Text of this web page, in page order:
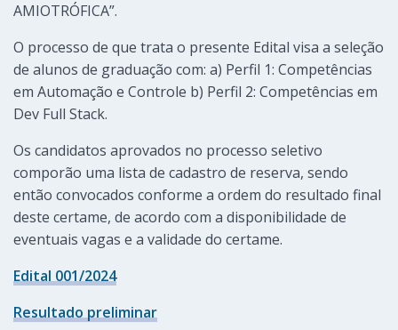
AMIOTRÓFICA”.
O processo de que trata o presente Edital visa a seleção
de alunos de graduação com: a) Perfil 1: Competências
em Automação e Controle b) Perfil 2: Competências em
Dev Full Stack.
Os candidatos aprovados no processo seletivo
comporão uma lista de cadastro de reserva, sendo
então convocados conforme a ordem do resultado final
deste certame, de acordo com a disponibilidade de
eventuais vagas e a validade do certame.
Edital 001/2024
Resultado preliminar